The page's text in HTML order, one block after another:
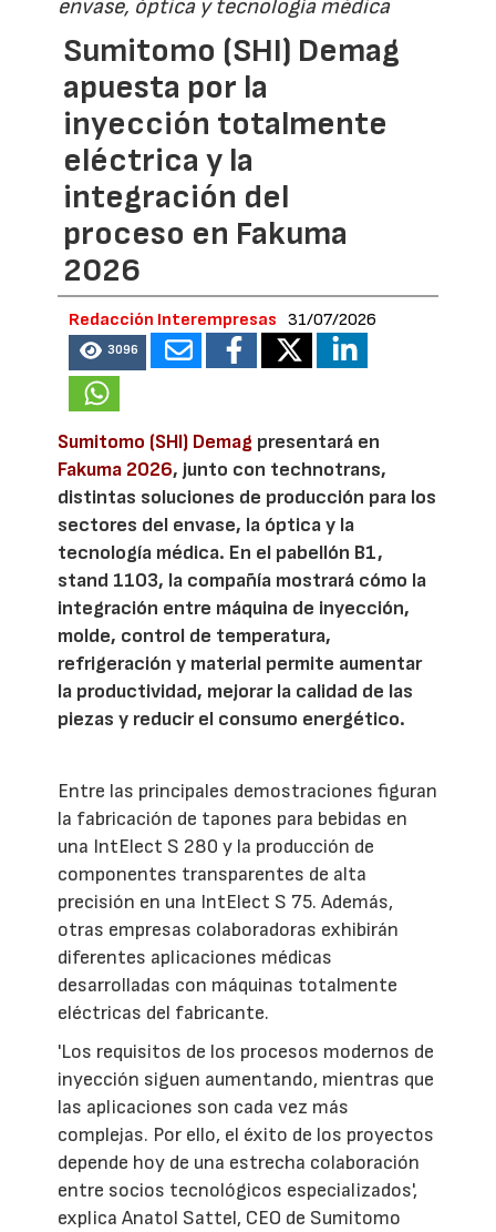
envase, óptica y tecnología médica
Sumitomo (SHI) Demag
apuesta por la
inyección totalmente
eléctrica y la
integración del
proceso en Fakuma
2026
Redacción Interempresas 31/07/2026
3096
Sumitomo (SHI) Demag presentará en
Fakuma 2026, junto con technotrans,
distintas soluciones de producción para los
sectores del envase, la óptica y la
tecnología médica. En el pabellón B1,
stand 1103, la compañía mostrará cómo la
integración entre máquina de inyección,
molde, control de temperatura,
refrigeración y material permite aumentar
la productividad, mejorar la calidad de las
piezas y reducir el consumo energético.
Entre las principales demostraciones figuran
la fabricación de tapones para bebidas en
una IntElect S 280 y la producción de
componentes transparentes de alta
precisión en una IntElect S 75. Además,
otras empresas colaboradoras exhibirán
diferentes aplicaciones médicas
desarrolladas con máquinas totalmente
eléctricas del fabricante.
'Los requisitos de los procesos modernos de
inyección siguen aumentando, mientras que
las aplicaciones son cada vez más
complejas. Por ello, el éxito de los proyectos
depende hoy de una estrecha colaboración
entre socios tecnológicos especializados',
explica Anatol Sattel, CEO de Sumitomo